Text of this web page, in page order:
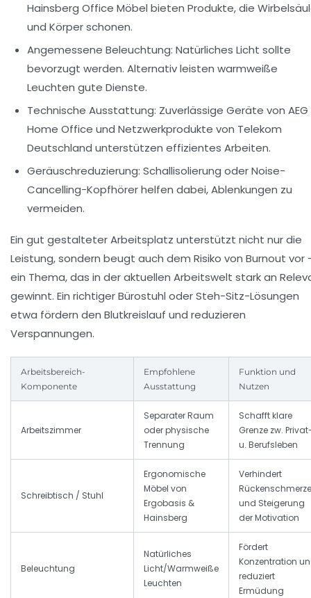
Hainsberg Office Möbel bieten Produkte, die
und Körper schonen.
Angemessene Beleuchtung: Natürliches Licht sollte
bevorzugt werden. Alternativ leisten warmweiße
Leuchten gute Dienste.
Technische Ausstattung: Zuverlässige Geräte von AEG
Home Office und Netzwerkprodukte von Telekom
Deutschland unterstützen effizientes Arbeiten.
Geräuschreduzierung: Schallisolierung oder Noise-
Cancelling-Kopfhörer helfen dabei, Ablenkungen zu
vermeiden.
Ein gut gestalteter Arbeitsplatz unterstützt nicht nur die
Leistung, sondern beugt auch dem Risiko von Burnout vor
ein Thema, das in der aktuellen Arbeitswelt stark an
gewinnt. Ein richtiger Bürostuhl oder Steh-Sitz-Lösungen
etwa fördern den Blutkreislauf und reduzieren
Verspannungen.
Arbeitsbereich-
Komponente
Empfohlene
Ausstattung
Funktion und
Nutzen
Arbeitszimmer
Separater Raum
oder physische
Trennung
Schafft klare
Grenze zw.
u. Berufsleben
Schreibtisch / Stuhl
Ergonomische
Möbel von
Ergobasis &
Hainsberg
Verhindert
und Steigerung
der Motivation
Beleuchtung
Natürliches
Licht/Warmweiße
Leuchten
Fördert
Konzentration
reduziert
Ermüdung